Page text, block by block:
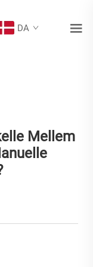
DA
Mellem